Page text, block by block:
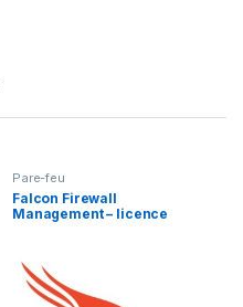
Pare-feu
Falcon Firewall
Management – licence